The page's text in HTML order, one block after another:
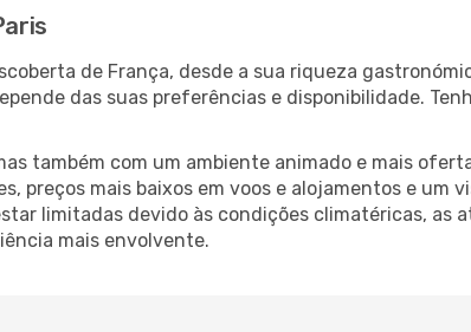
de França, desde a sua riqueza
das suas preferências e disponibilidade.
também com um ambiente animado e mais
preços mais baixos em voos e alojamentos e um
limitadas devido às condições climatéricas, as
mais envolvente.